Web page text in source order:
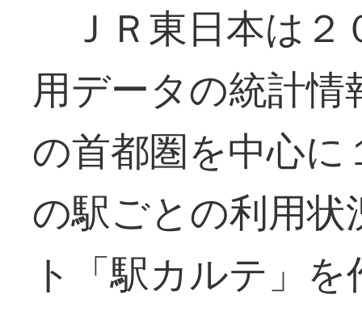
ＪＲ東日本は２
用データの統計
の首都圏を中心
の駅ごとの利用
ト「駅カルテ」